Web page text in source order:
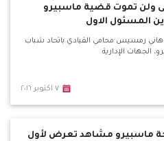
ولن تموت قضية ماسبيرو
المسئول الاول
رمسيس محامي القيادي باتحاد شباب
الجهات الإدارية
٧ اكتوبر ٢٠١٦
ماسبيرو مشاهد تعرض لأول